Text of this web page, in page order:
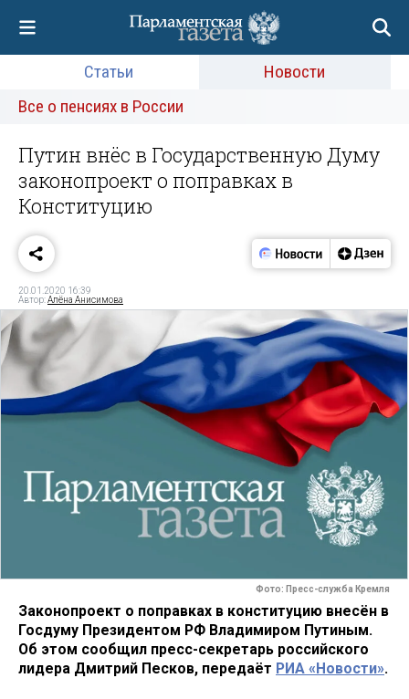
Статьи
Новости
Все о пенсиях в России
Путин внёс в Государственную Думу
законопроект о поправках в
Конституцию
20.01.2020 16:39
Автор:Алёна Анисимова
Фото: Пресс-служба Кремля
Законопроект о поправках в конституцию внесён в
Госдуму Президентом РФ Владимиром Путиным.
Об этом сообщил пресс-секретарь российского
лидера Дмитрий Песков, передаёт РИА «Новости».